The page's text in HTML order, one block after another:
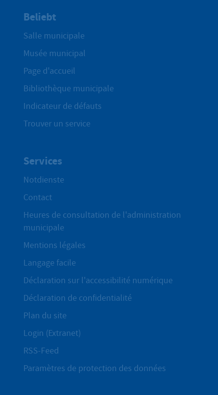
Beliebt
Salle municipale
Musée municipal
Page d'accueil
Bibliothèque municipale
Indicateur de défauts
Trouver un service
Services
Notdienste
Contact
Heures de consultation de l'administration
municipale
Mentions légales
Langage facile
Déclaration sur l'accessibilité numérique
Déclaration de confidentialité
Plan du site
Login (Extranet)
RSS-Feed
Paramètres de protection des données